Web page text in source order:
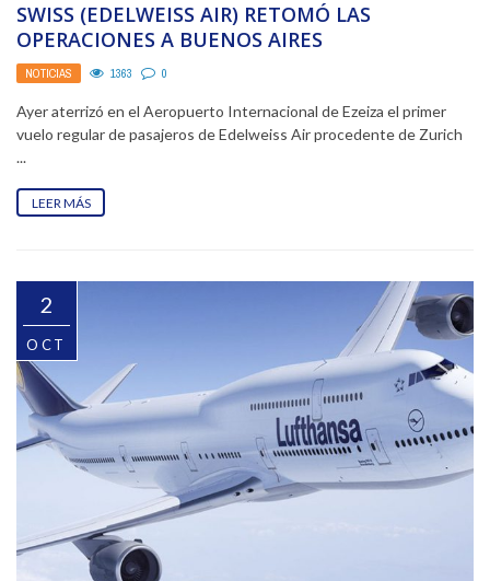
SWISS (EDELWEISS AIR) RETOMÓ LAS
OPERACIONES A BUENOS AIRES
NOTICIAS 1363 0
Ayer aterrizó en el Aeropuerto Internacional de Ezeiza el primer
vuelo regular de pasajeros de Edelweiss Air procedente de Zurich
...
LEER MÁS
2
OCT